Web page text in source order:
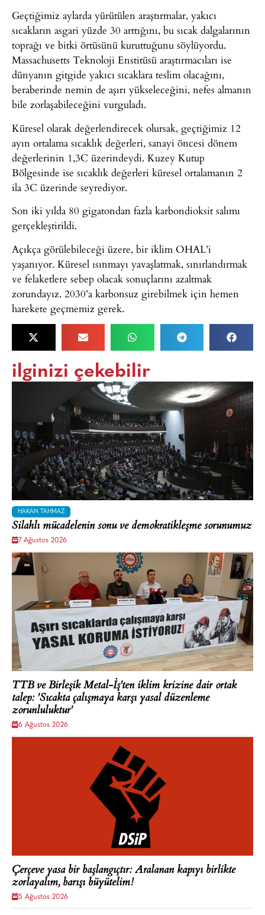
Geçtiğimiz aylarda yürütülen araştırmalar, yakıcı
sıcakların asgari yüzde 30 arttığını, bu sıcak dalgalarının
toprağı ve bitki örtüsünü kuruttuğunu söylüyordu.
Massachusetts Teknoloji Enstitüsü araştırmacıları ise
dünyanın gitgide yakıcı sıcaklara teslim olacağını,
beraberinde nemin de aşırı yükseleceğini, nefes almanın
bile zorlaşabileceğini vurguladı.
Küresel olarak değerlendirecek olursak, geçtiğimiz 12
ayın ortalama sıcaklık değerleri, sanayi öncesi dönem
değerlerinin 1,3C üzerindeydi. Kuzey Kutup
Bölgesinde ise sıcaklık değerleri küresel ortalamanın 2
ila 3C üzerinde seyrediyor.
Son iki yılda 80 gigatondan fazla karbondioksit salımı
gerçekleştirildi.
Açıkça görülebileceği üzere, bir iklim OHAL’i
yaşanıyor. Küresel ısınmayı yavaşlatmak, sınırlandırmak
ve felaketlere sebep olacak sonuçlarını azaltmak
zorundayız. 2030’a karbonsuz girebilmek için hemen
harekete geçmemiz gerek.
ilginizi çekebilir
HAKAN TAHMAZ
Silahlı mücadelenin sonu ve demokratikleşme sorunumuz
7 Ağustos 2026
TTB ve Birleşik Metal-İş'ten iklim krizine dair ortak
talep: 'Sıcakta çalışmaya karşı yasal düzenleme
zorunluluktur'
6 Ağustos 2026
Çerçeve yasa bir başlangıçtır: Aralanan kapıyı birlikte
zorlayalım, barışı büyütelim!
5 Ağustos 2026